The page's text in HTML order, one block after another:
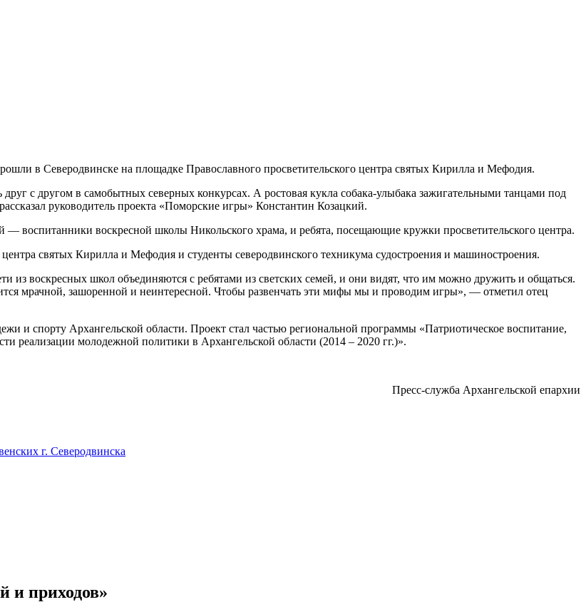
в Северодвинске на площадке Православного просветительского центра святых Кирилла и Мефодия.
с другом в самобытных северных конкурсах. А ростовая кукла собака-улыбака зажигательными танцами под
руководитель проекта «Поморские игры» Константин Козацкий.
— воспитанники воскресной школы Никольского храма, и ребята, посещающие кружки просветительского центра.
святых Кирилла и Мефодия и студенты северодвинского техникума судостроения и машиностроения.
из воскресных школ объединяются с ребятами из светских семей, и они видят, что им можно дружить и общаться.
мрачной, зашоренной и неинтересной. Чтобы развенчать эти мифы мы и проводим игры», — отметил отец
и спорту Архангельской области. Проект стал частью региональной программы «Патриотическое воспитание,
реализации молодежной политики в Архангельской области (2014 – 2020 гг.)».
Пресс-служба Архангельской епархии
г. Северодвинска
и приходов»